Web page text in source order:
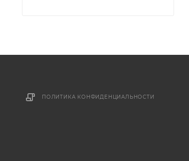
ПОЛИТИКА КОНФИДЕНЦИАЛЬНОСТИ